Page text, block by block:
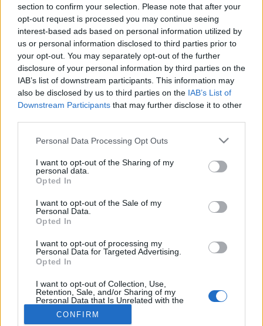
section to confirm your selection. Please note that after your
opt-out request is processed you may continue seeing
interest-based ads based on personal information utilized by
us or personal information disclosed to third parties prior to
your opt-out. You may separately opt-out of the further
disclosure of your personal information by third parties on the
IAB’s list of downstream participants. This information may
also be disclosed by us to third parties on the IAB’s List of
Downstream Participants that may further disclose it to other
Please note that this website/app uses one or more Google
not limited to your visit or usage behaviour. You may click to
grant or deny consent to Google and its third-party tags to
use your data for below specified purposes in below Google
consent section.
Personal Data Processing Opt Outs
I want to opt-out of the Sharing of my
personal data.
Opted In
I want to opt-out of the Sale of my
Personal Data.
Opted In
I want to opt-out of processing my
Personal Data for Targeted Advertising.
Opted In
I want to opt-out of Collection, Use,
Retention, Sale, and/or Sharing of my
Personal Data that Is Unrelated with the
Purposes for which it was collected.
Opted Out
CONFIRM
#allergia #influenza#cukorbetegség
#orvosmeteorológia#vérnyomás#stroke#rákbetegség
#pajzsmirigy#reflux#ekcéma#herpesz
Regisztráció
Közlekedés